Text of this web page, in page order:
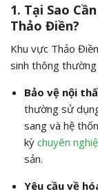
1. Tại Sao
Thảo Điền?
Khu vực Thảo
sinh thông
Bảo vệ nội
thường sử
sang và hệ
kỳ chuyên
sản.
Yêu cầu về